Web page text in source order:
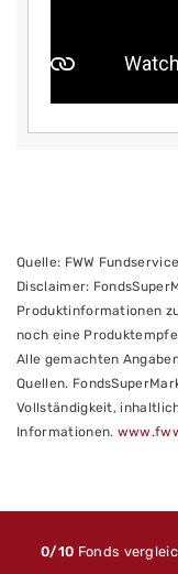
0/10 Fonds
Quelle: FWW
Disclaimer:
Produktinformationen
noch eine
Alle gemachten
Quellen.
Vollständigkeit,
Informationen.